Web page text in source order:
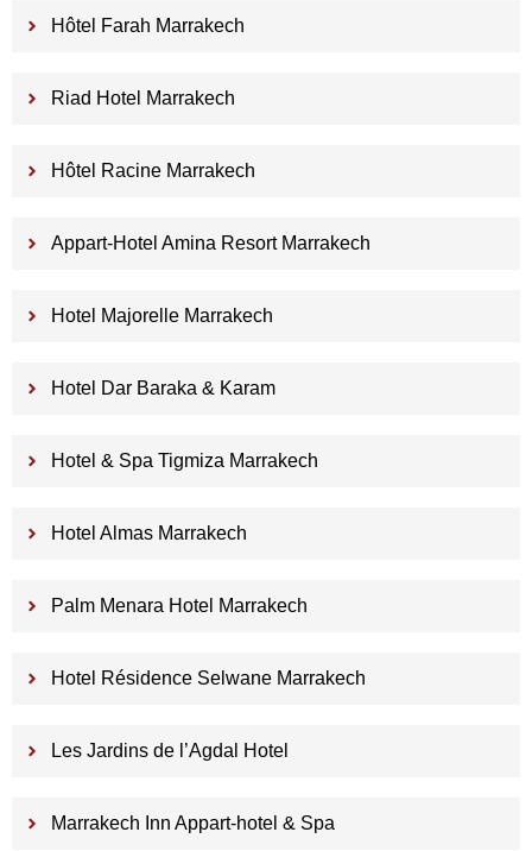
Hôtel Farah Marrakech
Riad Hotel Marrakech
Hôtel Racine Marrakech
Appart-Hotel Amina Resort Marrakech
Hotel Majorelle Marrakech
Hotel Dar Baraka & Karam
Hotel & Spa Tigmiza Marrakech
Hotel Almas Marrakech
Palm Menara Hotel Marrakech
Hotel Résidence Selwane Marrakech
Les Jardins de l’Agdal Hotel
Marrakech Inn Appart-hotel & Spa